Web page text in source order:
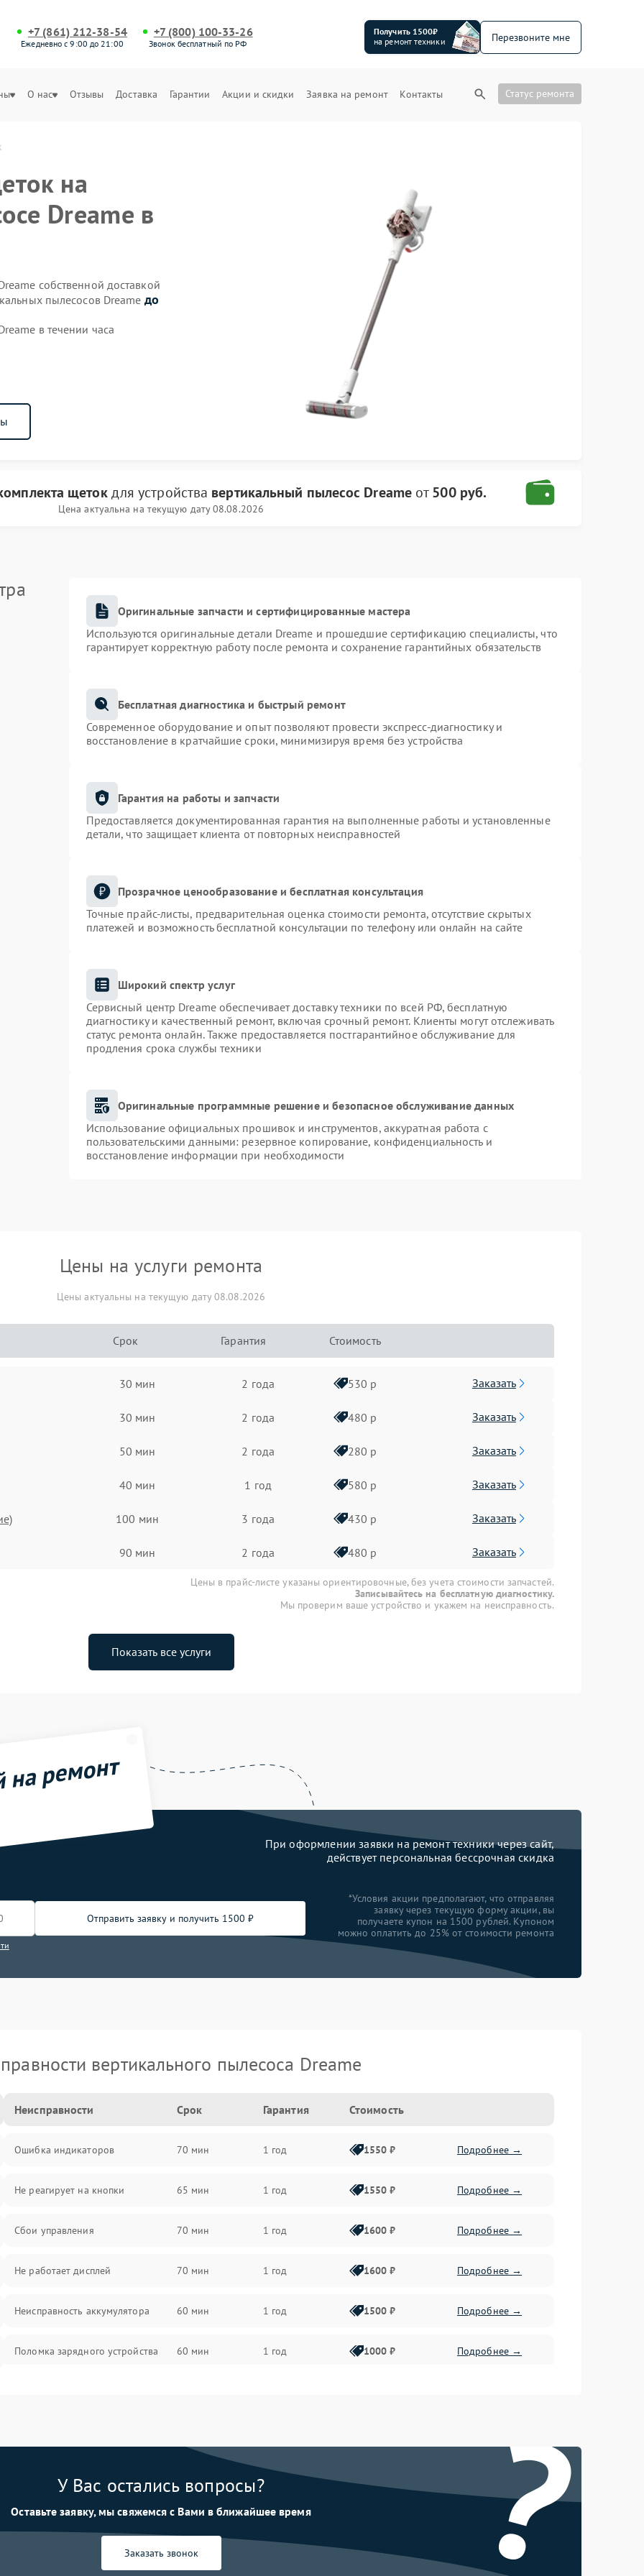
+7 (861) 212-38-54
Ежедневно с 9:00 до 21:00
+7 (800) 100-33-26
Звонок бесплатный по РФ
Получить 1500₽
на ремонт техники
Перезвоните мне
О нас Отзывы Доставка Гарантии Акции и скидки Заявка на ремонт Контакты Статус ремонта
на
Dreame в
собственной доставкой
пылесосов Dreame до
в течении часа
щетокдля устройства вертикальный пылесос Dreameот500 руб.
Цена актуальна на текущую дату 08.08.2026
Оригинальные запчасти и сертифицированные мастера
Используются оригинальные детали Dreame и прошедшие сертификацию специалисты, что
гарантирует корректную работу после ремонта и сохранение гарантийных обязательств
Бесплатная диагностика и быстрый ремонт
Современное оборудование и опыт позволяют провести экспресс-диагностику и
восстановление в кратчайшие сроки, минимизируя время без устройства
Гарантия на работы и запчасти
Предоставляется документированная гарантия на выполненные работы и установленные
детали, что защищает клиента от повторных неисправностей
Прозрачное ценообразование и бесплатная консультация
Точные прайс-листы, предварительная оценка стоимости ремонта, отсутствие скрытых
платежей и возможность бесплатной консультации по телефону или онлайн на сайте
Широкий спектр услуг
Сервисный центр Dreame обеспечивает доставку техники по всей РФ, бесплатную
диагностику и качественный ремонт, включая срочный ремонт. Клиенты могут отслеживать
статус ремонта онлайн. Также предоставляется постгарантийное обслуживание для
продления срока службы техники
Оригинальные программные решение и безопасное обслуживание данных
Использование официальных прошивок и инструментов, аккуратная работа с
пользовательскими данными: резервное копирование, конфиденциальность и
восстановление информации при необходимости
Цены на услуги ремонта
Цены актуальны на текущую дату 08.08.2026
Срок Гарантия Стоимость
30 мин 2 года 530 р Заказать
30 мин 2 года 480 р Заказать
50 мин 2 года 280 р Заказать
40 мин 1 год 580 р Заказать
100 мин 3 года 430 р Заказать
90 мин 2 года 480 р Заказать
Цены в прайс-листе указаны ориентировочные, без учета стоимости запчастей.
Записывайтесь на бесплатную диагностику.
Мы проверим ваше устройство и укажем на неисправность.
Показать все услуги
ремонт
При оформлении заявки на ремонт техники через сайт,
действует персональная бессрочная скидка
Отправить заявку и получить 1500 ₽
*Условия акции предполагают, что отправляя
заявку через текущую форму акции, вы
получаете купон на 1500 рублей. Купоном
можно оплатить до 25% от стоимости ремонта
вертикального пылесоса Dreame
Неисправности Срок Гарантия Стоимость
Ошибка индикаторов 70 мин 1 год 1550 ₽ Подробнее →
Не реагирует на кнопки 65 мин 1 год 1550 ₽ Подробнее →
Сбои управления 70 мин 1 год 1600 ₽ Подробнее →
Не работает дисплей 70 мин 1 год 1600 ₽ Подробнее →
Неисправность аккумулятора 60 мин 1 год 1500 ₽ Подробнее →
Поломка зарядного устройства 60 мин 1 год 1000 ₽ Подробнее →
Неисправность системы
индикации
60 мин 1 год 1000 ₽
Неисправность системы защиты от
1 год Подробнее →
?
У Вас остались вопросы?
Оставьте заявку, мы свяжемся с Вами в ближайшее время
Заказать звонок